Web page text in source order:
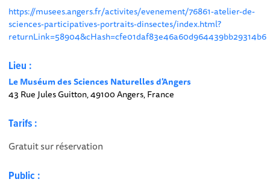
https://musees.angers.fr/activites/evenement/76861-atelier-de-
sciences-participatives-portraits-dinsectes/index.html?
returnLink=58904&cHash=cfe01daf83e46a60d964439bb29314b6
Lieu :
Le Muséum des Sciences Naturelles d'Angers
43 Rue Jules Guitton, 49100 Angers, France
Tarifs :
Gratuit sur réservation
Public :